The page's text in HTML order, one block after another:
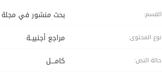
القسم: بحث منشور في مجلة
نوع المحتوى: مراجع أجنبيــة
حالة النص: كامــــل